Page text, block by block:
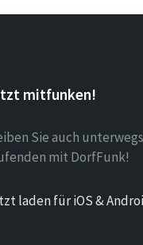
mitfunken!
Sie auch
mit DorfFunk!
laden für iOS &